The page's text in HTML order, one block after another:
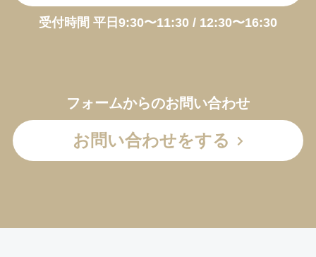
受付時間 平日9:30〜11:30 / 12:30〜16:30
フォームからのお問い合わせ
お問い合わせをする